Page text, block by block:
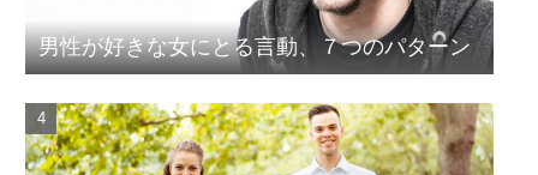
男性が好きな女にとる言動、７つのパターン